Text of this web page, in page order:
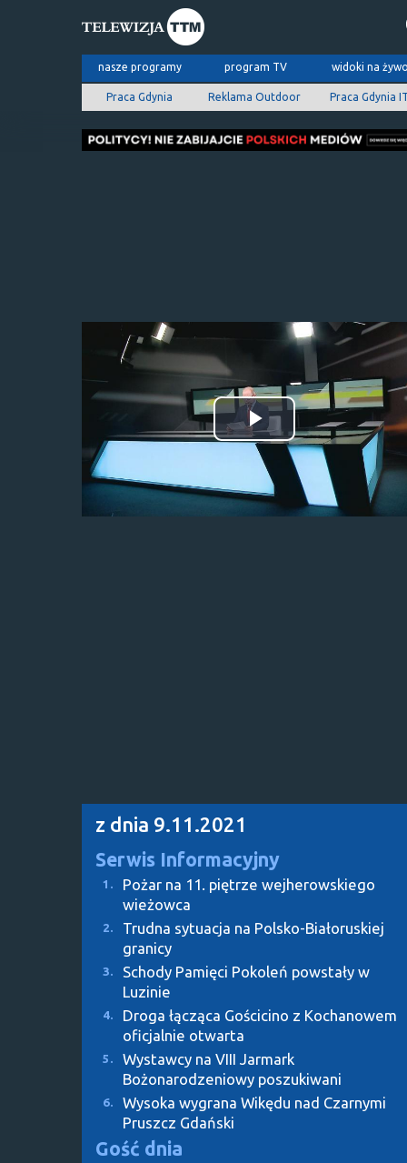
nasze programy program TV widoki na
Praca Gdynia Reklama Outdoor Praca Gdynia
Odtwórz
wideo
z dnia 9.11.2021
Serwis Informacyjny
1.
Pożar na 11. piętrze wejherowskiego
wieżowca
2.
Trudna sytuacja na Polsko-Białoruskiej
granicy
3.
Schody Pamięci Pokoleń powstały w
Luzinie
4.
Droga łącząca Gościcino z Kochanowem
oficjalnie otwarta
5.
Wystawcy na VIII Jarmark
Bożonarodzeniowy poszukiwani
6.
Wysoka wygrana Wikędu nad Czarnymi
Pruszcz Gdański
Gość dnia